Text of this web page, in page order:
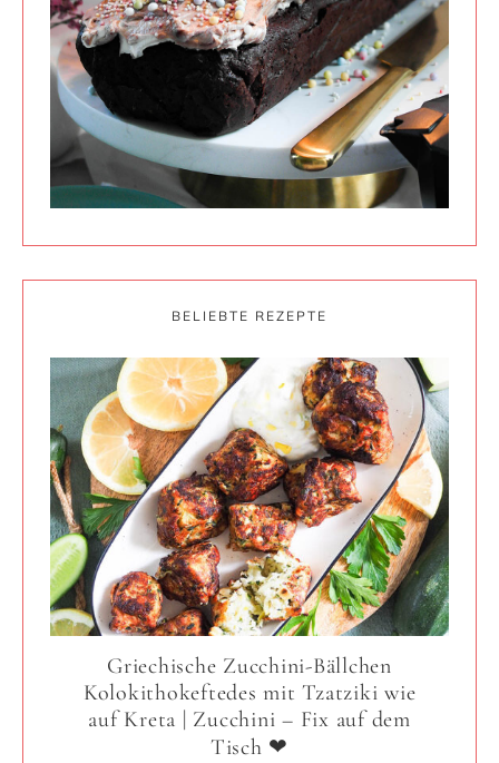
BELIEBTE REZEPTE
Griechische Zucchini-Bällchen
Kolokithokeftedes mit Tzatziki wie
auf Kreta | Zucchini – Fix auf dem
Tisch ❤